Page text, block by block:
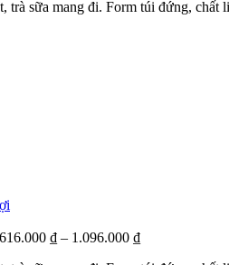
sữa mang đi. Form túi đứng,
616.000 ₫ – 1.096.000 ₫